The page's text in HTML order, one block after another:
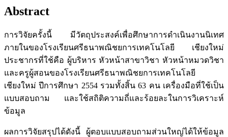
Abstract
การวิจัยครั้งนี้ มีวัตถุประสงค์เพื่อศึกษาการดำเนินงานนิเทศ
ภายในของโรงเรียนศรีธนาพณิชยการเทคโนโลยี เชียงใหม่
ประชากรที่ใช้คือ ผู้บริหาร หัวหน้าสาขาวิชา หัวหน้าหมวดวิชา
และครูผู้สอนของโรงเรียนศรีธนาพณิชยการเทคโนโลยี
เชียงใหม่ ปีการศึกษา 2554 รวมทั้งสิ้น 63 คน เครื่องมือที่ใช้เป็น
แบบสอบถาม และใช้สถิติความถี่และร้อยละในการวิเคราะห์
ข้อมูล
ผลการวิจัยสรุปได้ดังนี้ ผู้ตอบแบบสอบถามส่วนใหญ่ได้ให้ข้อมูล